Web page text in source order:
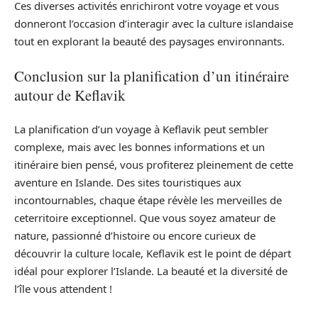
Ces diverses activités enrichiront votre voyage et vous
donneront l’occasion d’interagir avec la culture islandaise
tout en explorant la beauté des paysages environnants.
Conclusion sur la planification d’un itinéraire
autour de Keflavik
La planification d’un voyage à Keflavik peut sembler
complexe, mais avec les bonnes informations et un
itinéraire bien pensé, vous profiterez pleinement de cette
aventure en Islande. Des sites touristiques aux
incontournables, chaque étape révèle les merveilles de
ceterritoire exceptionnel. Que vous soyez amateur de
nature, passionné d’histoire ou encore curieux de
découvrir la culture locale, Keflavik est le point de départ
idéal pour explorer l’Islande. La beauté et la diversité de
l’île vous attendent !